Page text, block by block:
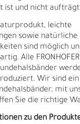
ist und nicht
leichte
sowie natürliche
sind möglich
Alle
Wir sind
mit
Sie die richtige
zu den